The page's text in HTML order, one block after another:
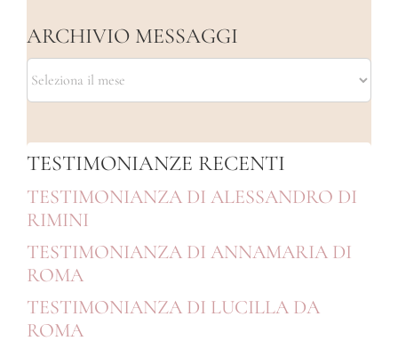
ARCHIVIO MESSAGGI
ARCHIVIO
MESSAGGI
TESTIMONIANZE RECENTI
TESTIMONIANZA DI ALESSANDRO DI
RIMINI
TESTIMONIANZA DI ANNAMARIA DI
ROMA
TESTIMONIANZA DI LUCILLA DA
ROMA